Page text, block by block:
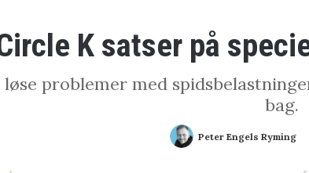
K satser på
problemer med
bag.
Peter Engels Ryming